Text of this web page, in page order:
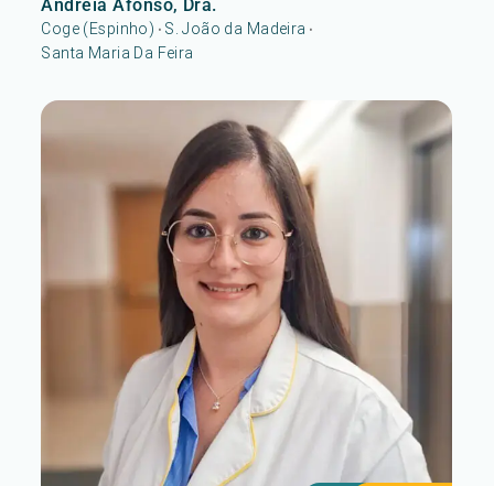
Andreia Afonso, Dra.
Coge (Espinho) • S. João da Madeira •
Santa Maria Da Feira